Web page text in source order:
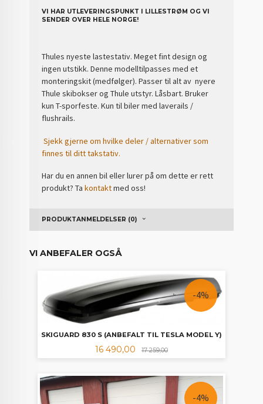
VI HAR UTLEVERINGSPUNKT I LILLESTRØM OG VI
SENDER OVER HELE NORGE!
Thules nyeste lastestativ. Meget fint design og
ingen utstikk. Denne modelltilpasses med et
monteringskit (medfølger). Passer til alt av nyere
Thule skibokser og Thule utstyr. Låsbart. Bruker
kun T-sporfeste. Kun til biler med laverails /
flushrails.
Sjekk gjerne om hvilke deler / alternativer som
finnes til ditt takstativ.
Har du en annen bil eller lurer på om dette er rett
produkt? Takontaktmed oss!
PRODUKTANMELDELSER (0)
VI ANBEFALER OGSÅ
SKIGUARD 830 S (ANBEFALT TIL TESLA MODEL Y)
Tilbud
16 490,00 17 259,00Rabatt
-4%
-4%